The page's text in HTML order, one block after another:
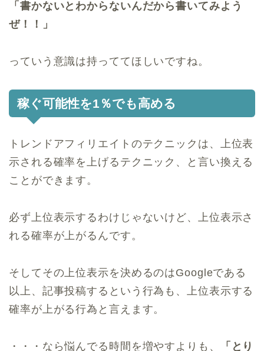
「書かないとわからないんだから書いてみよう
ぜ！！」
っていう意識は持っててほしいですね。
稼ぐ可能性を1％でも高める
トレンドアフィリエイトのテクニックは、上位表
示される確率を上げるテクニック、と言い換える
ことができます。
必ず上位表示するわけじゃないけど、上位表示さ
れる確率が上がるんです。
そしてその上位表示を決めるのはGoogleである
以上、記事投稿するという行為も、上位表示する
確率が上がる行為と言えます。
・・・なら悩んでる時間を増やすよりも、 「とり